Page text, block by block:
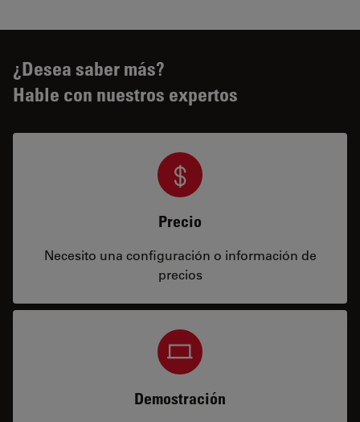
¿Desea saber más?
Hable con nuestros expertos
Precio
Necesito una configuración o información de
precios
Demostración